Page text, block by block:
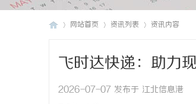
网站首页 资讯列表 资讯内容
飞时达快递：助力
2026-07-07 发布于 江北信息港